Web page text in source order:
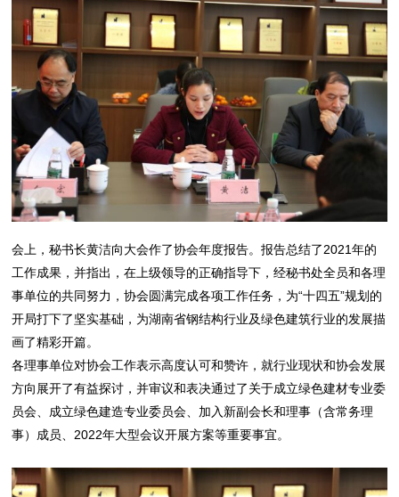
会上，秘书长黄洁向大会作了协会年度报告。报告总结了2021年的
工作成果，并指出，在上级领导的正确指导下，经秘书处全员和各理
事单位的共同努力，协会圆满完成各项工作任务，为“十四五”规划的
开局打下了坚实基础，为湖南省钢结构行业及绿色建筑行业的发展描
画了精彩开篇。
各理事单位对协会工作表示高度认可和赞许，就行业现状和协会发展
方向展开了有益探讨，并审议和表决通过了关于成立绿色建材专业委
员会、成立绿色建造专业委员会、加入新副会长和理事（含常务理
事）成员、2022年大型会议开展方案等重要事宜。